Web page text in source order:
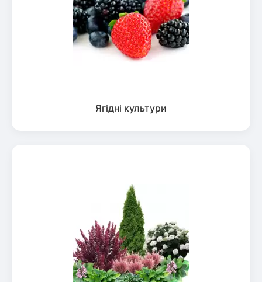
Ягідні культури